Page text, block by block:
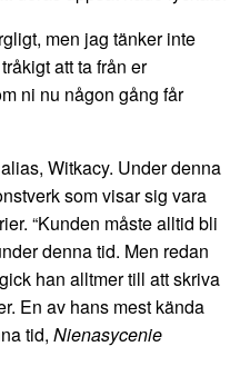
men jag tänker inte
att ta från er
ni nu någon gång får
Witkacy. Under denna
som visar sig vara
“Kunden måste alltid bli
denna tid. Men redan
han alltmer till att skriva
En av hans mest kända
tid, Nienasycenie